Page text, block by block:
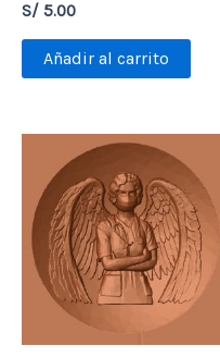
S/ 5.00
Añadir al carrito